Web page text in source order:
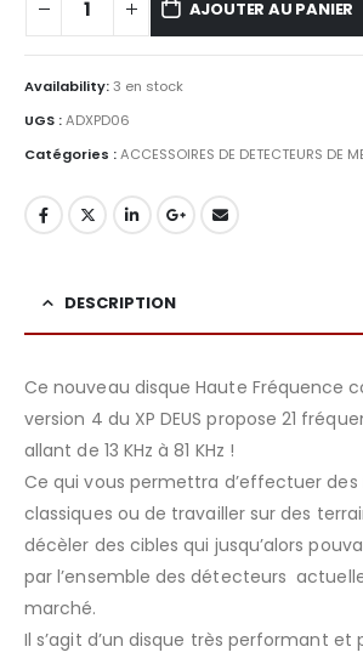
AJOUTER AU PANIER
Availability:3 en stock
UGS :ADXPD06
Catégories :ACCESSOIRES DE DETECTEURS DE
DESCRIPTION
Ce nouveau disque Haute Fréquence
version 4 du XP DEUS propose 21
allant de 13 KHz à 81 KHz !
Ce qui vous permettra d’effectuer des
classiques ou de travailler sur des
décèler des cibles qui jusqu’alors
par l’ensemble des détecteurs
marché.
Il s’agit d’un disque très performant et